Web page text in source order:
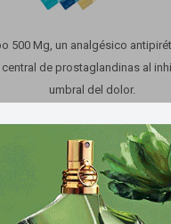
500 Mg, un analgésico
de prostaglandinas al
umbral del dolor.
Variantes: